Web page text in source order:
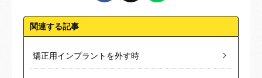
関連する記事
矯正用インプラントを外す時